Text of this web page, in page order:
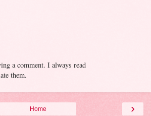
a comment. I always read
them.
›
Home